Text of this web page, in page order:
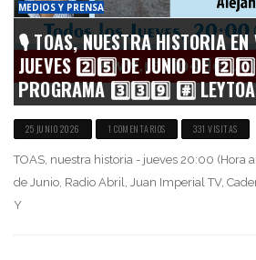
MEDIOS Y PRENSA
🎙️ TOAS, NUESTRA HISTORIA
JUEVES 2️⃣5️⃣ DE JUNIO DE
PROGRAMA 3️⃣3️⃣9️⃣ #️⃣
25 JUNIO 2026 1 COMENTARIOS 331 VISITAS
TOAS, nuestra historia - jueves 20:00 (Hora
de Junio, Radio Abril, Juan Imperial TV,
Y